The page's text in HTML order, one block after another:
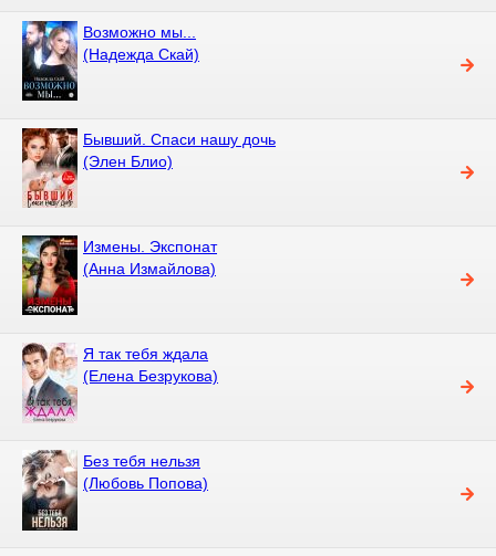
Возможно мы...
(Надежда Скай)
Бывший. Спаси нашу дочь
(Элен Блио)
Измены. Экспонат
(Анна Измайлова)
Я так тебя ждала
(Елена Безрукова)
Без тебя нельзя
(Любовь Попова)